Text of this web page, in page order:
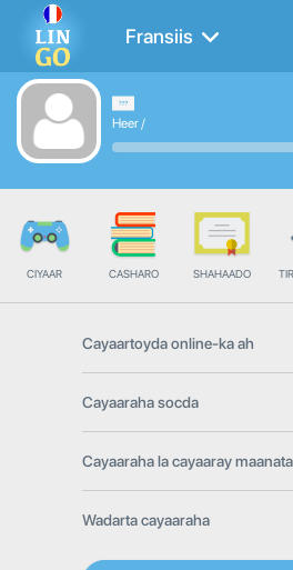
Fransiis
Heer/
CIYAAR CASHARO SHAHAADO
Cayaartoyda online-ka ah
Cayaaraha socda
Cayaaraha la cayaaray maanata
Wadarta cayaaraha